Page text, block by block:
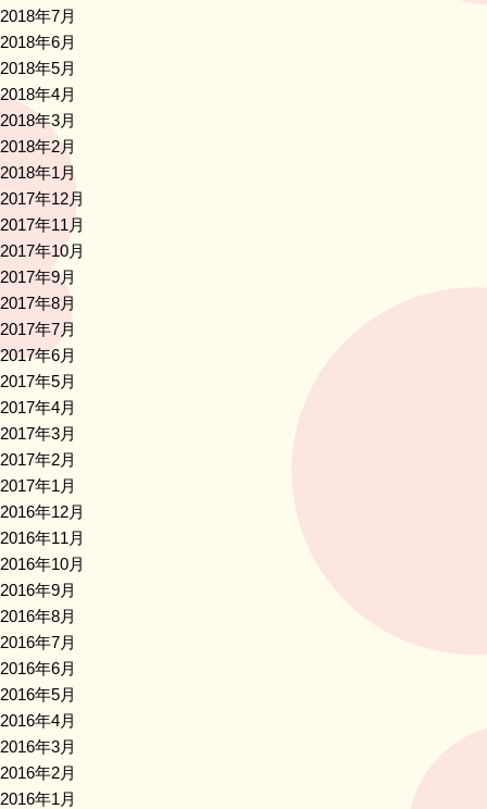
2018年7月
2018年6月
2018年5月
2018年4月
2018年3月
2018年2月
2018年1月
2017年12月
2017年11月
2017年10月
2017年9月
2017年8月
2017年7月
2017年6月
2017年5月
2017年4月
2017年3月
2017年2月
2017年1月
2016年12月
2016年11月
2016年10月
2016年9月
2016年8月
2016年7月
2016年6月
2016年5月
2016年4月
2016年3月
2016年2月
2016年1月